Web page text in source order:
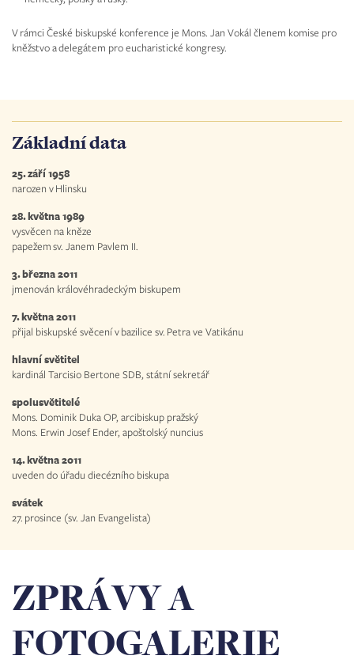
V rámci České biskupské konference je Mons. Jan Vokál členem komise pro
kněžstvo a delegátem pro eucharistické kongresy.
Základní data
25. září 1958
narozen v Hlinsku
28. května 1989
vysvěcen na kněze
papežem sv. Janem Pavlem II.
3. března 2011
jmenován královéhradeckým biskupem
7. května 2011
přijal biskupské svěcení v bazilice sv. Petra ve Vatikánu
hlavní světitel
kardinál Tarcisio Bertone SDB, státní sekretář
spolusvětitelé
Mons. Dominik Duka OP, arcibiskup pražský
Mons. Erwin Josef Ender, apoštolský nuncius
14. května 2011
uveden do úřadu diecézního biskupa
svátek
27. prosince (sv. Jan Evangelista)
ZPRÁVY A
FOTOGALERIE